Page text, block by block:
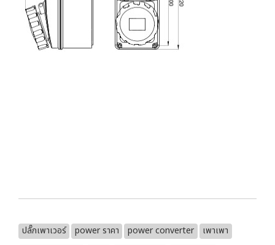
ปลั๊กเพาเวอร์ power ราคา power converter
เพาเพา